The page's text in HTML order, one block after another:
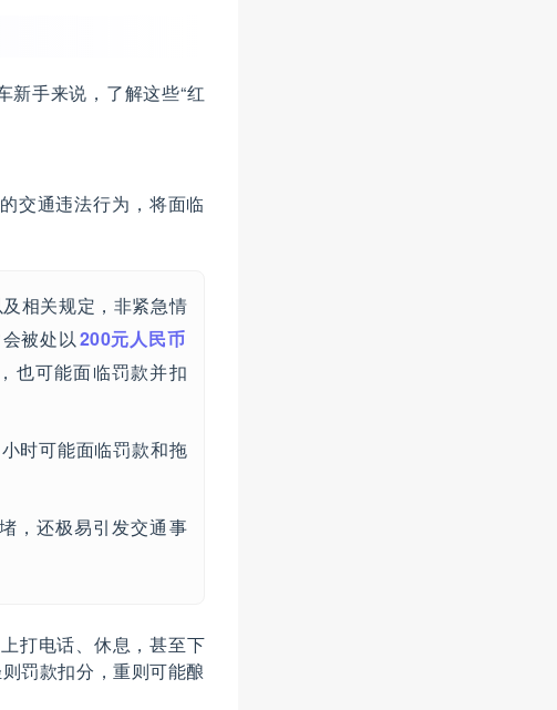
新手来说，了解这些“红
交通违法行为，将面临
相关规定，非紧急情
被处以200元人民币
也可能面临罚款并扣
时可能面临罚款和拖
，还极易引发交通事
打电话、休息，甚至下
罚款扣分，重则可能酿